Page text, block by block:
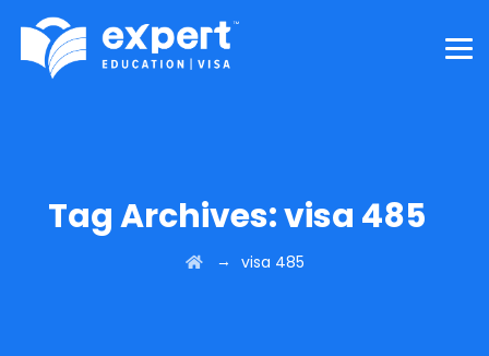
Tag Archives:visa 485
→ visa 485